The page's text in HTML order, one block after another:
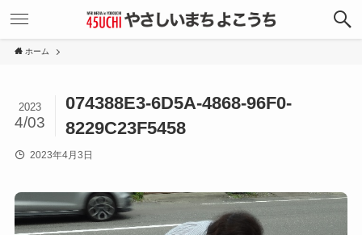
ホーム
074388E3-6D5A-4868-96F0-
8229C23F5458
2023
4/03
2023年4月3日